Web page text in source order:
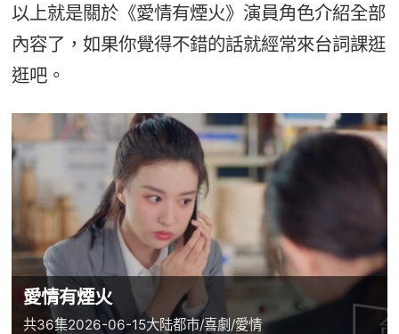
以上就是關於《愛情有煙火》演員角色介紹全部
內容了，如果你覺得不錯的話就經常來台詞課逛
逛吧。
愛情有煙火
共36集2026-06-15大陆都市/喜劇/愛情